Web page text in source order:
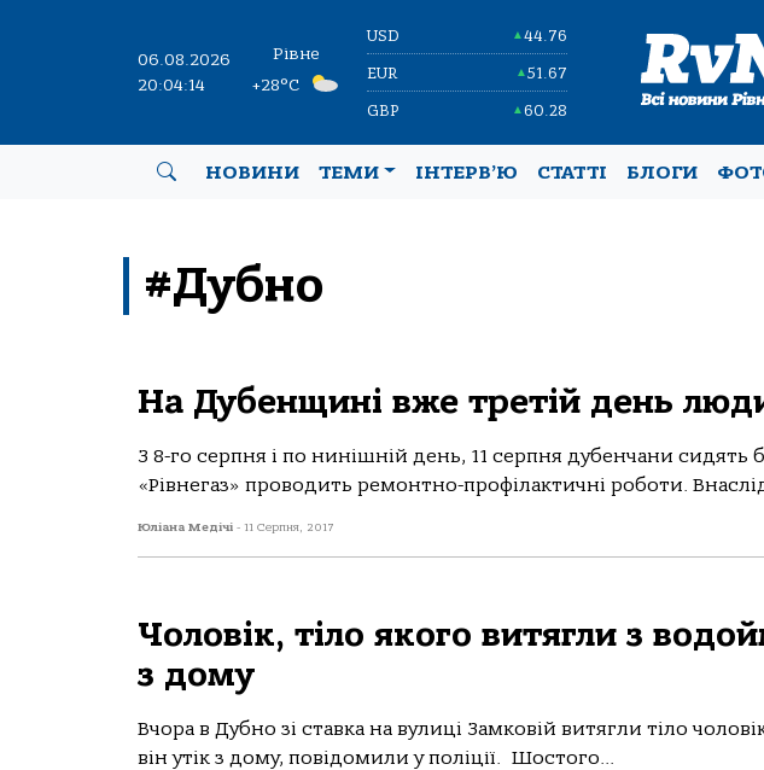
06.08.2026
20:04:15
Рівне
+28°C
USD ▲44.76
EUR ▲51.67
GBP ▲60.28
НОВИНИ ТЕМИ ІНТЕРВ’Ю СТАТТІ БЛОГИ
#Дубно
На Дубенщині вже третій день
З 8-го серпня і по нинішній день, 11 серпня дубенчани сидять
«Рівнегаз» проводить ремонтно-профілактичні роботи.
Юліана Медічі - 11 Серпня, 2017
Чоловік, тіло якого витягли з
з дому
Вчора в Дубно зі ставка на вулиці Замковій витягли тіло
він утік з дому, повідомили у поліції. Шостого...